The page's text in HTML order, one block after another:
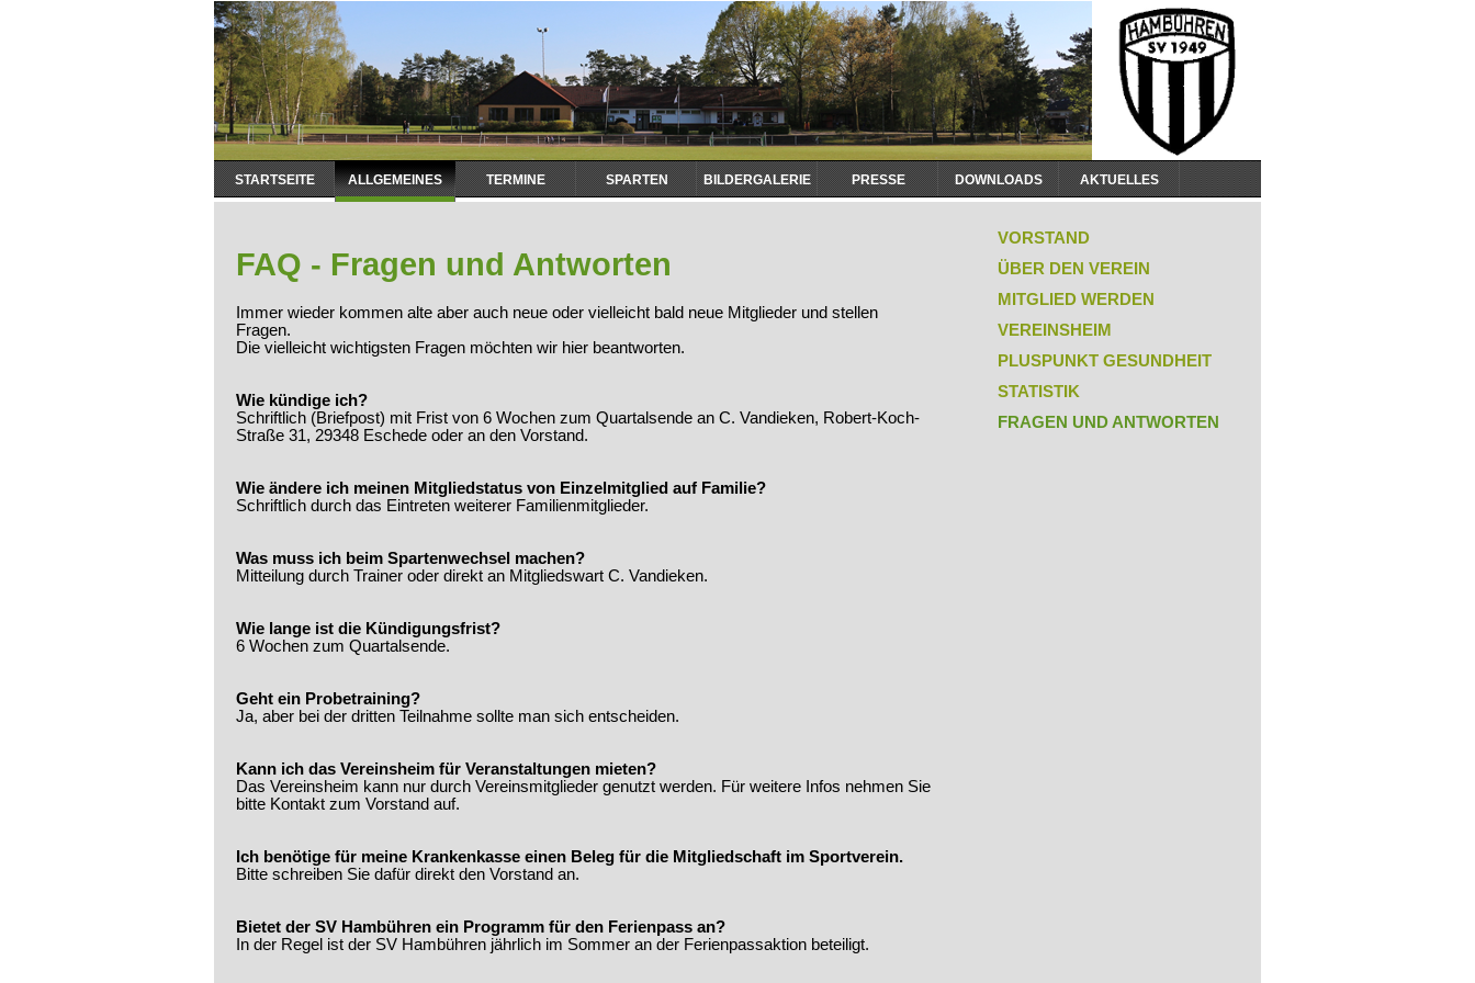
Navigation
überspringen
STARTSEITE ALLGEMEINES TERMINE SPARTEN BILDERGALERIE PRESSE DOWNLOADS AKTUELLES
FAQ - Fragen und Antworten
Immer wieder kommen alte aber auch neue oder vielleicht bald neue Mitglieder und stellen
Fragen.
Die vielleicht wichtigsten Fragen möchten wir hier beantworten.
Wie kündige ich?
Schriftlich (Briefpost) mit Frist von 6 Wochen zum Quartalsende an C. Vandieken, Robert-Koch-
Straße 31, 29348 Eschede oder an den Vorstand.
Wie ändere ich meinen Mitgliedstatus von Einzelmitglied auf Familie?
Schriftlich durch das Eintreten weiterer Familienmitglieder.
Was muss ich beim Spartenwechsel machen?
Mitteilung durch Trainer oder direkt an Mitgliedswart C. Vandieken.
Wie lange ist die Kündigungsfrist?
6 Wochen zum Quartalsende.
Geht ein Probetraining?
Ja, aber bei der dritten Teilnahme sollte man sich entscheiden.
Kann ich das Vereinsheim für Veranstaltungen mieten?
Das Vereinsheim kann nur durch Vereinsmitglieder genutzt werden. Für weitere Infos nehmen Sie
bitte Kontakt zum Vorstand auf.
Ich benötige für meine Krankenkasse einen Beleg für die Mitgliedschaft im Sportverein.
Bitte schreiben Sie dafür direkt den Vorstand an.
Bietet der SV Hambühren ein Programm für den Ferienpass an?
In der Regel ist der SV Hambühren jährlich im Sommer an der Ferienpassaktion beteiligt.
VORSTAND
ÜBER DEN VEREIN
MITGLIED WERDEN
VEREINSHEIM
PLUSPUNKT GESUNDHEIT
STATISTIK
FRAGEN UND ANTWORTEN